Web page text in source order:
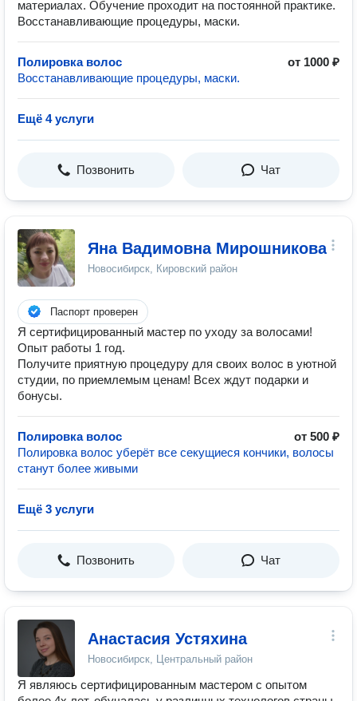
материалах. Обучение проходит на постоянной практике.
Восстанавливающие процедуры, маски.
Полировка волос
от 1000 ₽
Восстанавливающие процедуры, маски.
Ещё 4 услуги
Позвонить Чат
Яна Вадимовна Мирошникова
Новосибирск, Кировский район
Паспорт проверен
Я сертифицированный мастер по уходу за волосами!
Опыт работы 1 год.
Получите приятную процедуру для своих волос в уютной
студии, по приемлемым ценам! Всех ждут подарки и
бонусы.
Полировка волос
от 500 ₽
Полировка волос уберёт все секущиеся кончики, волосы
станут более живыми
Ещё 3 услуги
Позвонить Чат
Анастасия Устяхина
Новосибирск, Центральный район
Я являюсь сертифицированным мастером с опытом